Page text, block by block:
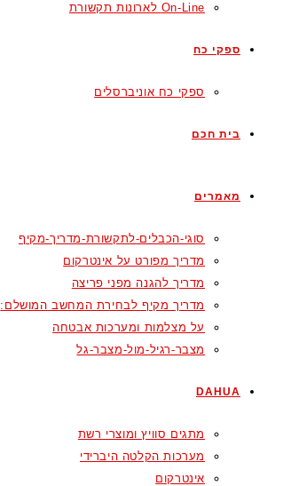
On-Line לארונות תקשורת
ספקי כח
ספקי כח אוניברסלים
בית חכם
מאמרים
סוגי-הכבלים-לתקשורת-מדריך-מקיף
מדריך מפורט על אינטרקום
מדריך להגנה מפני פריצה
מדריך מקיף לבחירת המחשב המושלם:
על מצלמות ומערכות אבטחה
מצבר-רגיל-מול-מצבר-גל
DAHUA
מתגים סוויץ ומוצרי רשת
מערכות הקלטה היברידי
אינטרקום